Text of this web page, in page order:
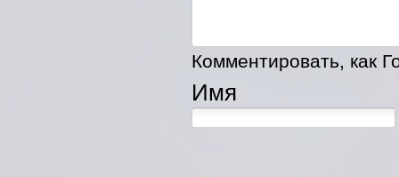
Комментировать, как
Имя